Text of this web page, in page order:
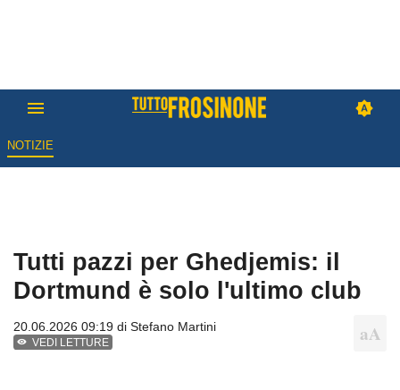
NOTIZIE
Tutti pazzi per Ghedjemis: il
Dortmund è solo l'ultimo club
20.06.2026 09:19 di Stefano Martini
VEDI LETTURE